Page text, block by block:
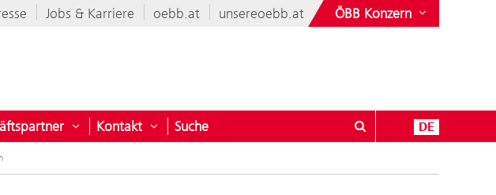
Jobs & Karriere oebb.at unsereoebb.at ÖBB Konzern
öffnen für Informationen & Mehr
Untermenü öffnen für Geschäftspartner
Kontakt Untermenü öffnen für Kontakt
Suche DE